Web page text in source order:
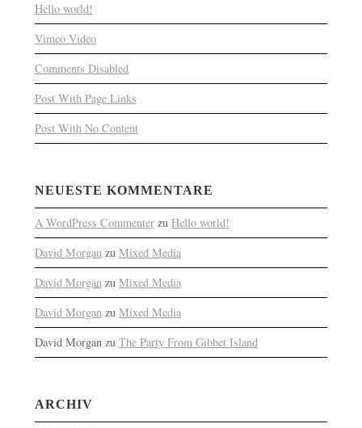
Hello world!
Vimeo Video
Comments Disabled
Post With Page Links
Post With No Content
NEUESTE KOMMENTARE
A WordPress Commenterzu Hello world!
David Morganzu Mixed Media
David Morganzu Mixed Media
David Morganzu Mixed Media
David Morganzu The Party From Gibbet Island
ARCHIV